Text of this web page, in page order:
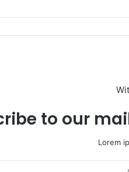
to our
Lorem